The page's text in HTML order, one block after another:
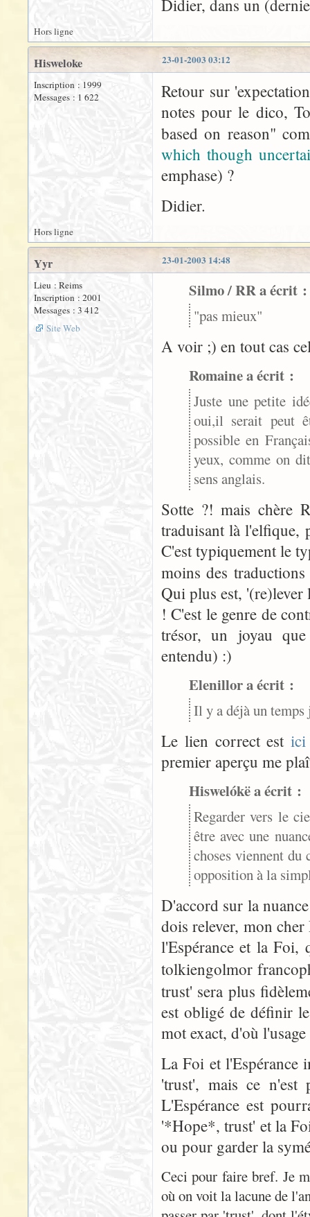
Didier, dans un
Hors ligne
23-01-2003 03:12
Hisweloke
Inscription : 1999
Messages : 1 622
Retour sur
notes pour le dico,
based on reason"
which though
emphase) ?
Didier.
Hors ligne
23-01-2003 14:48
Yyr
Lieu : Reims
Inscription : 2001
Messages : 3 412
Site Web
Silmo / RR a écrit :
"pas mieux"
A voir ;) en tout cas
Romaine a écrit :
Juste une petite
oui,il serait peut
possible en
yeux, comme on
sens anglais.
Sotte ?! mais chère
traduisant là l'elfique,
C'est typiquement le
moins des
Qui plus est, '(re)lever
! C'est le genre de
trésor, un joyau
entendu) :)
Elenillor a écrit :
Il y a déjà un
Le lien correct estici
premier aperçu me
Hiswelókë a écrit :
Regarder vers le
être avec une
choses viennent
opposition à la
D'accord sur la
dois relever, mon
l'Espérance et la Foi,
tolkiengolmor
trust' sera plus
est obligé de définir
mot exact, d'où
La Foi et l'Espérance
'trust', mais ce n'est
L'Espérance est
'*Hope*, trust' et la
ou pour garder la
Ceci pour faire bref. Je
où on voit la lacune de